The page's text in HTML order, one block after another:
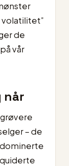
de
vår
når
– de